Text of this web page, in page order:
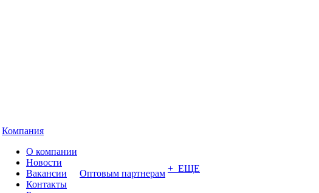
Компания
О компании
Новости
Вакансии
Контакты
Оптовым партнерам + ЕЩЕ